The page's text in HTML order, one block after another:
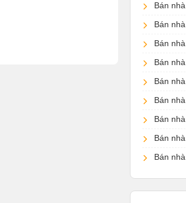
Bán
Bán
Bán
Bán
Bán
Bán
Bán
Bán
Bán